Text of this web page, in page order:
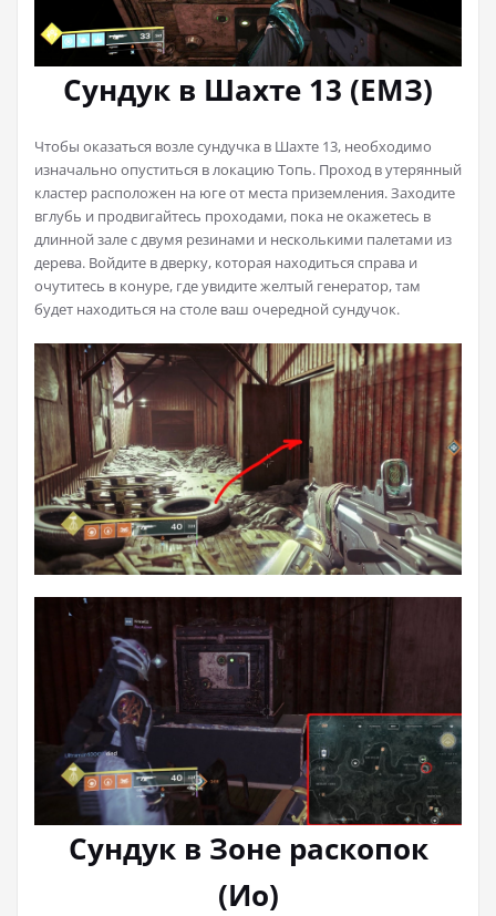
Сундук в Шахте 13 (ЕМЗ)
Чтобы оказаться возле сундучка в Шахте 13, необходимо
изначально опуститься в локацию Топь. Проход в утерянный
кластер расположен на юге от места приземления. Заходите
вглубь и продвигайтесь проходами, пока не окажетесь в
длинной зале с двумя резинами и несколькими палетами из
дерева. Войдите в дверку, которая находиться справа и
очутитесь в конуре, где увидите желтый генератор, там
будет находиться на столе ваш очередной сундучок.
Сундук в Зоне раскопок
(Ио)